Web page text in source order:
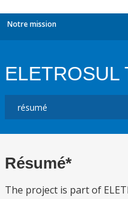
Notre mission
ELETROSUL
Résumé*
The project is part of